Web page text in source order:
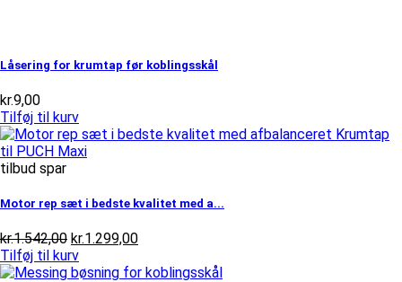
Låsering for krumtap før koblingsskål
kr.9,00
Tilføj til kurv
tilbud spar
Motor rep sæt i bedste kvalitet med a...
kr.1.542,00 Den
oprindelige
pris
kr.1.299,00Den
pris
Tilføj til kurv